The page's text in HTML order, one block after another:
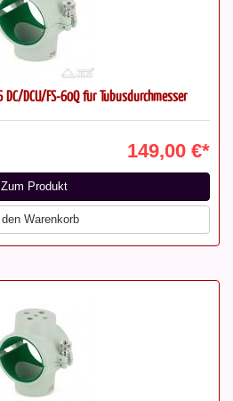
DC/DCU/FS-60Q für Tubusdurchmesser
149,00 €*
Zum Produkt
den Warenkorb